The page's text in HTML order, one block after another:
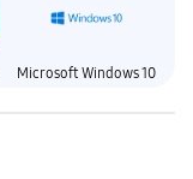
Microsoft Windows 10